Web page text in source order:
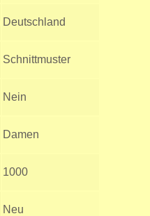
Deutschland
Schnittmuster
Nein
Damen
1000
Neu